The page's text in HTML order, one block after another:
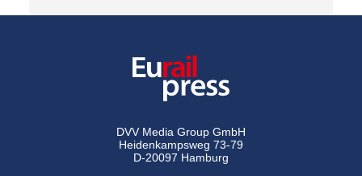
DVV Media Group GmbH
Heidenkampsweg 73-79
D-20097 Hamburg